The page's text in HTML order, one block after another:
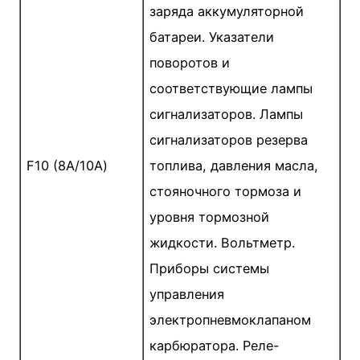
F10 (8А/10А)
заряда аккумуляторной
батареи. Указатели
поворотов и
соответствующие лампы
сигнализаторов. Лампы
сигнализаторов резерва
топлива, давления масла,
стояночного тормоза и
уровня тормозной
жидкости. Вольтметр.
Приборы системы
управления
электропневмоклапаном
карбюратора. Реле-